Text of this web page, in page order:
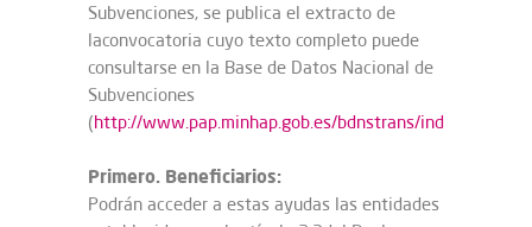
Subvenciones, se publica el extracto de
laconvocatoria cuyo texto completo puede
consultarse en la Base de Datos Nacional de
Subvenciones
(http://www.pap.minhap.gob.es/bdnstrans/index
Primero. Beneficiarios:
Podrán acceder a estas ayudas las entidades